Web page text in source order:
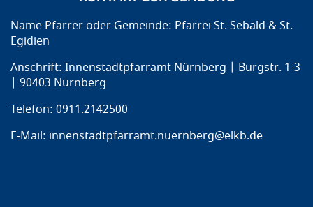
Name Pfarrer oder Gemeinde: Pfarrei St. Sebald & St.
Egidien
Anschrift: Innenstadtpfarramt Nürnberg | Burgstr. 1-3
| 90403 Nürnberg
Telefon: 0911.2142500
E-Mail: innenstadtpfarramt.nuernberg@elkb.de